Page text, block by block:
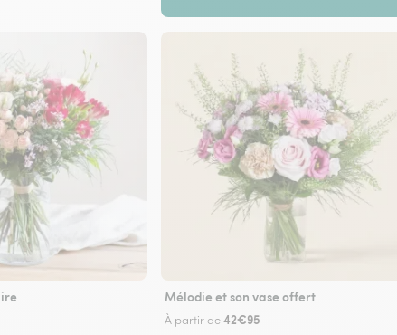
Mélodie et son vase offert
À partir de42€95